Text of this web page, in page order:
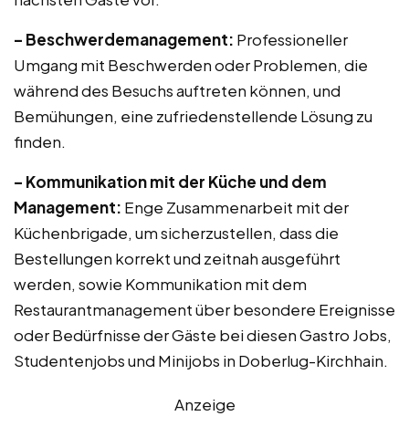
– Beschwerdemanagement: Professioneller
Umgang mit Beschwerden oder Problemen, die
während des Besuchs auftreten können, und
Bemühungen, eine zufriedenstellende Lösung zu
finden.
– Kommunikation mit der Küche und dem
Management: Enge Zusammenarbeit mit der
Küchenbrigade, um sicherzustellen, dass die
Bestellungen korrekt und zeitnah ausgeführt
werden, sowie Kommunikation mit dem
Restaurantmanagement über besondere Ereignisse
oder Bedürfnisse der Gäste bei diesen Gastro Jobs,
Studentenjobs und Minijobs in Doberlug-Kirchhain.
Anzeige